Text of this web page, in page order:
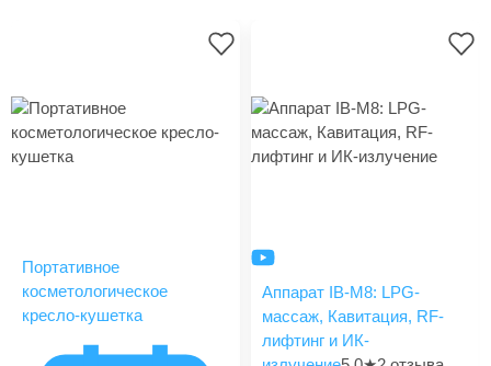
Портативное
косметологическое
кресло-кушетка
Аппарат IB-M8: LPG-
массаж, Кавитация, RF-
лифтинг и ИК-